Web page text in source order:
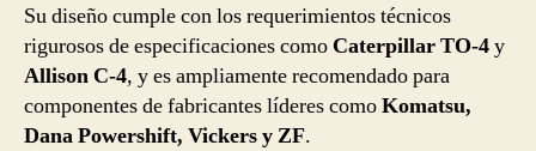
Su diseño cumple con los requerimientos técnicos
rigurosos de especificaciones como Caterpillar TO-4y
Allison C-4, y es ampliamente recomendado para
componentes de fabricantes líderes comoKomatsu,
Dana Powershift, Vickers y ZF.